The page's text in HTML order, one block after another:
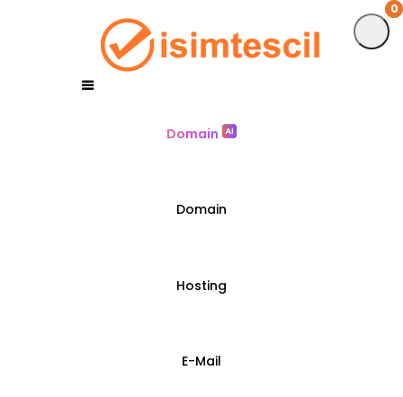
0
Domain
Domain
Hosting
E-Mail
0